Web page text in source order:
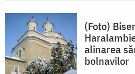
(Foto)
alinarea
bolnavilor